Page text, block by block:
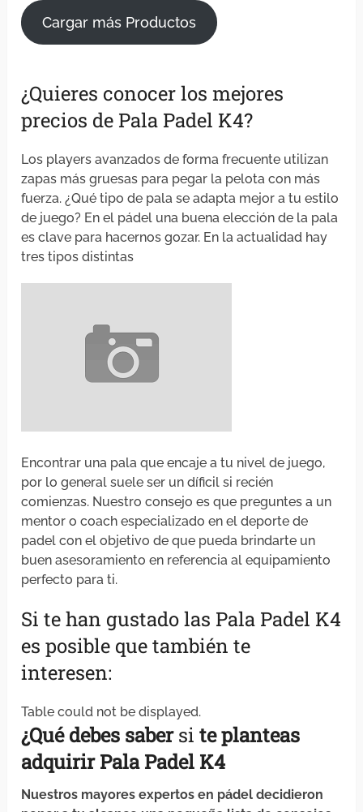
Cargar más Productos
¿Quieres conocer los mejores
precios de Pala Padel K4?
Los players avanzados de forma frecuente utilizan
zapas más gruesas para pegar la pelota con más
fuerza. ¿Qué tipo de pala se adapta mejor a tu estilo
de juego? En el pádel una buena elección de la pala
es clave para hacernos gozar. En la actualidad hay
tres tipos distintas
Encontrar una pala que encaje a tu nivel de juego,
por lo general suele ser un díficil si recién
comienzas. Nuestro consejo es que preguntes a un
mentor o coach especializado en el deporte de
padel con el objetivo de que pueda brindarte un
buen asesoramiento en referencia al equipamiento
perfecto para ti.
Si te han gustado las Pala Padel K4
es posible que también te
interesen:
Table could not be displayed.
¿Qué debes sabersite planteas
adquirirPala Padel K4
Nuestros mayores expertos en pádel decidieron